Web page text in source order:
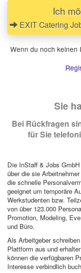
Ich
EXIT Catering
Wenn du noch keinen
Sie
Bei Rückfragen
für Sie
Die InStaff & Jobs
über die sie
die schnelle
geeignet um temporäre
Werkstudenten bzw.
von über 123.000
Promotion, Modeling,
und Büro.
Als Arbeitgeber
Plattform aus und
können die verfügbaren
Interesse verbindlich